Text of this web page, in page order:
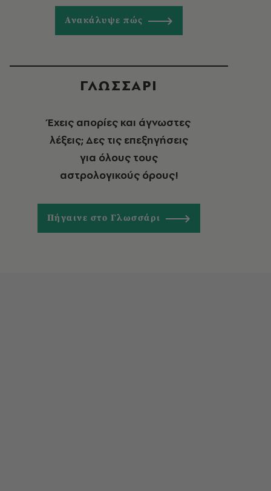
Ανακάλυψε πώς
ΓΛΩΣΣΑΡΙ
Έχεις απορίες και άγνωστες
λέξεις; Δες τις επεξηγήσεις
για όλους τους
αστρολογικούς όρους!
Πήγαινε στο Γλωσσάρι